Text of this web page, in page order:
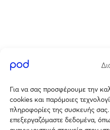
Για να σας προσφέρουμε την
cookies και παρόμοιες
πληροφορίες της συσκευής
επεξεργαζόμαστε δεδομένα,